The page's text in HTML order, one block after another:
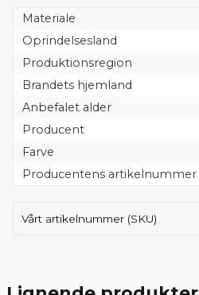
Materiale
Oprindelsesland
Produktionsregion
Brandets hjemland
Anbefalet alder
Producent
Farve
Producentens artikelnummer
Vårt artikelnummer (SKU)